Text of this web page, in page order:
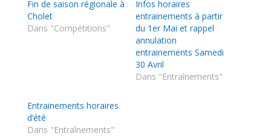
Fin de saison régionale à
Cholet
Dans "Compétitions"
Infos horaires
entrainements à partir
du 1er Mai et rappel
annulation
entrainements Samedi
30 Avril
Dans "Entraînements"
Entrainements horaires
d’été
Dans "Entraînements"